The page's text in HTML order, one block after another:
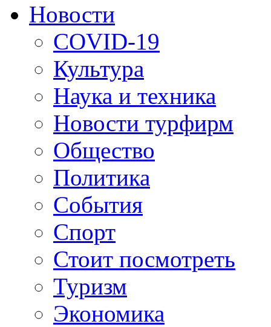
Новости
COVID-19
Культура
Наука и техника
Новости турфирм
Общество
Политика
События
Спорт
Стоит посмотреть
Туризм
Экономика